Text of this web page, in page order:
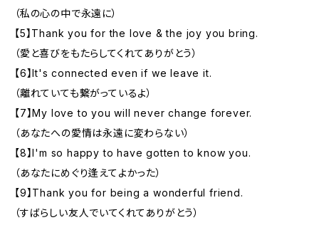
（私の心の中で永遠に）
【5】Thank you for the love & the joy you bring.
（愛と喜びをもたらしてくれてありがとう）
【6】It's connected even if we leave it.
（離れていても繋がっているよ）
【7】My love to you will never change forever.
（あなたへの愛情は永遠に変わらない）
【8】I'm so happy to have gotten to know you.
（あなたにめぐり逢えてよかった）
【9】Thank you for being a wonderful friend.
（すばらしい友人でいてくれてありがとう）